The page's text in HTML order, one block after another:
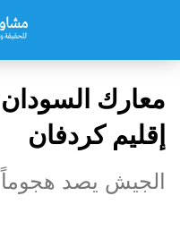
معارك
إقليم كردفان
الجيش يصد هجوماً